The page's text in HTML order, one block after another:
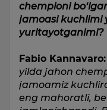
chempioni
jamoasi kuchlimi
yuritayotganimi?
Fabio Kannavaro:
yilda jahon
jamoamiz
eng mahoratli,